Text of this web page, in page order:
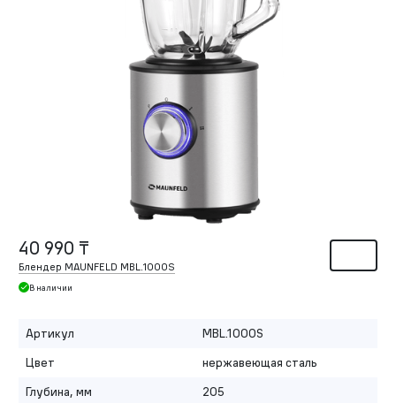
40 990 ₸
Блендер MAUNFELD MBL.1000S
В наличии
Артикул
MBL.1000S
Цвет
нержавеющая сталь
Глубина, мм
205